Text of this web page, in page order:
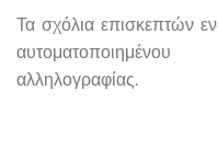
Τα σχόλια επισκεπτών
αλληλογραφίας.